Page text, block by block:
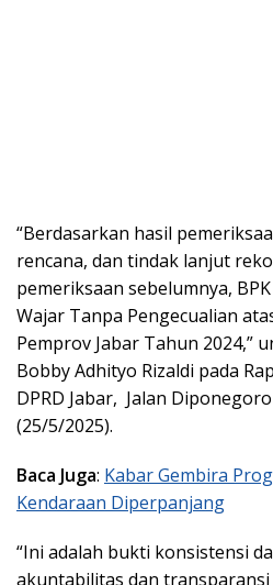
“Berdasarkan hasil
rencana, dan tindak lanjut
pemeriksaan sebelumnya,
Wajar Tanpa Pengecualian
Pemprov Jabar Tahun 2024,”
Bobby Adhityo Rizaldi pada
DPRD Jabar, Jalan
(25/5/2025).
Baca Juga: Kabar Gembira
Kendaraan Diperpanjang
“Ini adalah bukti konsistensi
akuntabilitas dan